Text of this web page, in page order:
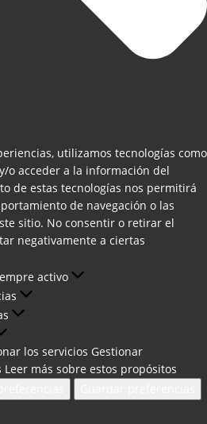
utilizamos tecnologías como
o acceder a la información del
de estas tecnologías nos permitirá
de navegación o las
sitio. No consentir o retirar el
negativamente a ciertas
activo
los servicios Gestionar
Leer más sobre estos propósitos